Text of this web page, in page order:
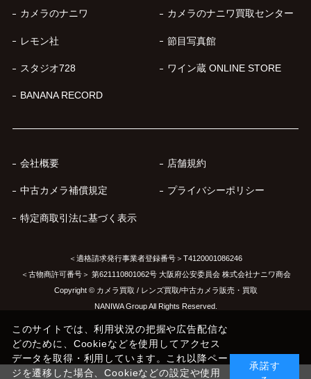
カメラのナニワ カメラのナニワ買取センター
レモン社 節目写真館
スタジオ728 ワイン蔵 ONLINE STORE
BANANA RECORD
会社概要 店舗規約
中古カメラ補償規定 プライバシーポリシー
特定商取引法に基づく表示
＜適格請求発行事業者登録番号＞T4120001086246
＜古物商許可番号＞ 第621110801062号 大阪府公安委員会 株式会社ナニワ商会
Copyright © カメラ買取 / レンズ買取/中古カメラ販売・買取
NANIWA Group All Rights Reserved.
このサイトでは、利用状況の把握や広告配信な
どのために、Cookieなどを使用してアクセス
データを取得・利用しています。これ以降ペー
ジを遷移した場合、Cookieなどの設定や使用
承諾す